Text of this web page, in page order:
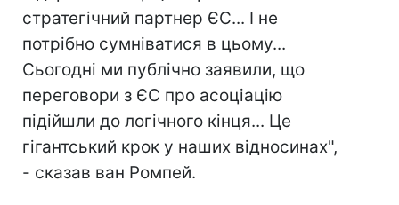
стратегічний партнер ЄС... І не
потрібно сумніватися в цьому...
Сьогодні ми публічно заявили, що
переговори з ЄС про асоціацію
підійшли до логічного кінця... Це
гігантський крок у наших відносинах",
- сказав ван Ромпей.